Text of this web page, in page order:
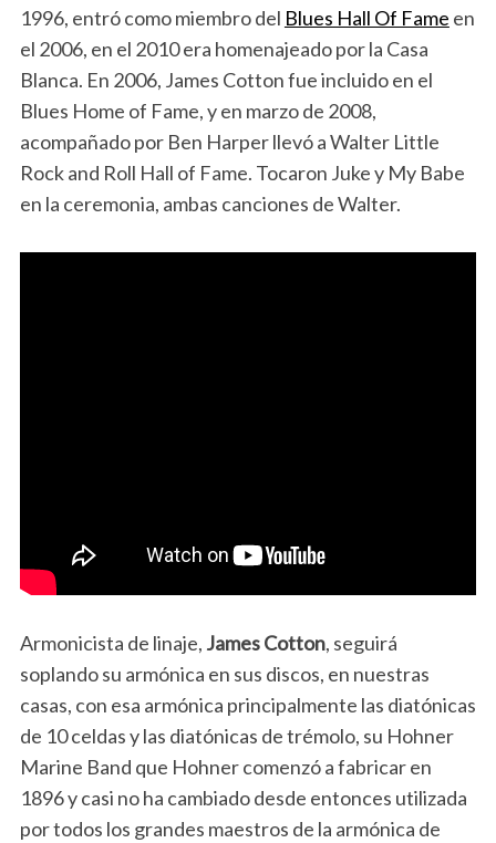
1996, entró como miembro del Blues Hall Of Fame en
el 2006, en el 2010 era homenajeado por la Casa
Blanca. En 2006, James Cotton fue incluido en el
Blues Home of Fame, y en marzo de 2008,
acompañado por Ben Harper llevó a Walter Little
Rock and Roll Hall of Fame. Tocaron Juke y My Babe
en la ceremonia, ambas canciones de Walter.
Armonicista de linaje, James Cotton, seguirá
soplando su armónica en sus discos, en nuestras
casas, con esa armónica principalmente las diatónicas
de 10 celdas y las diatónicas de trémolo, su Hohner
Marine Band que Hohner comenzó a fabricar en
1896 y casi no ha cambiado desde entonces utilizada
por todos los grandes maestros de la armónica de